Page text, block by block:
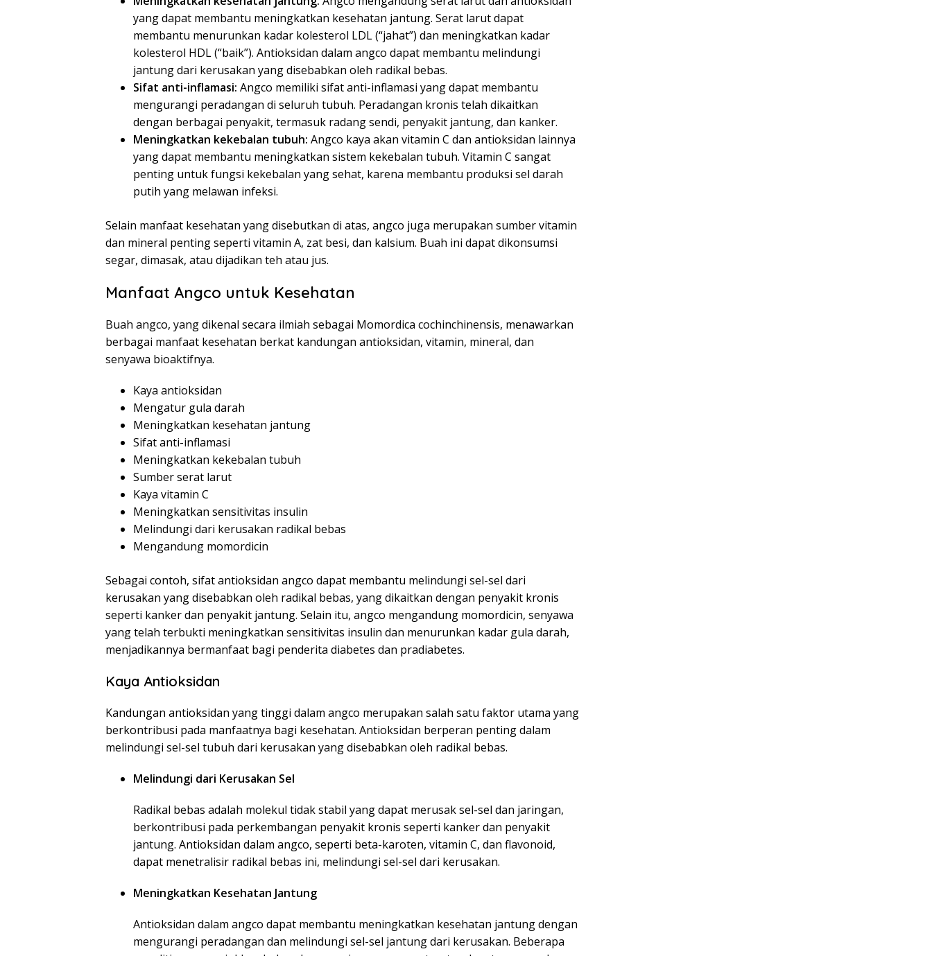
yang dapat membantu meningkatkan kesehatan jantung. Serat larut dapat
membantu menurunkan kadar kolesterol LDL (“jahat”) dan meningkatkan kadar
kolesterol HDL (“baik”). Antioksidan dalam angco dapat membantu melindungi
jantung dari kerusakan yang disebabkan oleh radikal bebas.
Sifat anti-inflamasi: Angco memiliki sifat anti-inflamasi yang dapat membantu
mengurangi peradangan di seluruh tubuh. Peradangan kronis telah dikaitkan
dengan berbagai penyakit, termasuk radang sendi, penyakit jantung, dan kanker.
Meningkatkan kekebalan tubuh: Angco kaya akan vitamin C dan antioksidan lainnya
yang dapat membantu meningkatkan sistem kekebalan tubuh. Vitamin C sangat
penting untuk fungsi kekebalan yang sehat, karena membantu produksi sel darah
putih yang melawan infeksi.
Selain manfaat kesehatan yang disebutkan di atas, angco juga merupakan sumber vitamin
dan mineral penting seperti vitamin A, zat besi, dan kalsium. Buah ini dapat dikonsumsi
segar, dimasak, atau dijadikan teh atau jus.
Manfaat Angco untuk Kesehatan
Buah angco, yang dikenal secara ilmiah sebagai Momordica cochinchinensis, menawarkan
berbagai manfaat kesehatan berkat kandungan antioksidan, vitamin, mineral, dan
senyawa bioaktifnya.
Kaya antioksidan
Mengatur gula darah
Meningkatkan kesehatan jantung
Sifat anti-inflamasi
Meningkatkan kekebalan tubuh
Sumber serat larut
Kaya vitamin C
Meningkatkan sensitivitas insulin
Melindungi dari kerusakan radikal bebas
Mengandung momordicin
Sebagai contoh, sifat antioksidan angco dapat membantu melindungi sel-sel dari
kerusakan yang disebabkan oleh radikal bebas, yang dikaitkan dengan penyakit kronis
seperti kanker dan penyakit jantung. Selain itu, angco mengandung momordicin, senyawa
yang telah terbukti meningkatkan sensitivitas insulin dan menurunkan kadar gula darah,
menjadikannya bermanfaat bagi penderita diabetes dan pradiabetes.
Kaya Antioksidan
Kandungan antioksidan yang tinggi dalam angco merupakan salah satu faktor utama yang
berkontribusi pada manfaatnya bagi kesehatan. Antioksidan berperan penting dalam
melindungi sel-sel tubuh dari kerusakan yang disebabkan oleh radikal bebas.
Melindungi dari Kerusakan Sel
Radikal bebas adalah molekul tidak stabil yang dapat merusak sel-sel dan jaringan,
berkontribusi pada perkembangan penyakit kronis seperti kanker dan penyakit
jantung. Antioksidan dalam angco, seperti beta-karoten, vitamin C, dan flavonoid,
dapat menetralisir radikal bebas ini, melindungi sel-sel dari kerusakan.
Meningkatkan Kesehatan Jantung
Antioksidan dalam angco dapat membantu meningkatkan kesehatan jantung dengan
mengurangi peradangan dan melindungi sel-sel jantung dari kerusakan. Beberapa